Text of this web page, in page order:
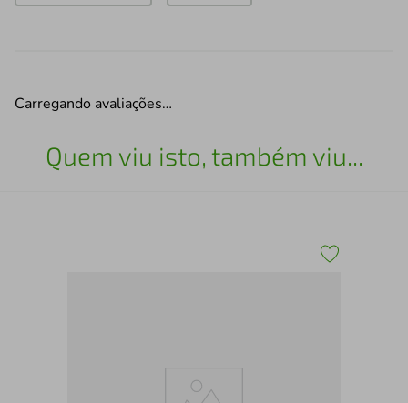
Carregando avaliações…
Quem viu isto, também viu...